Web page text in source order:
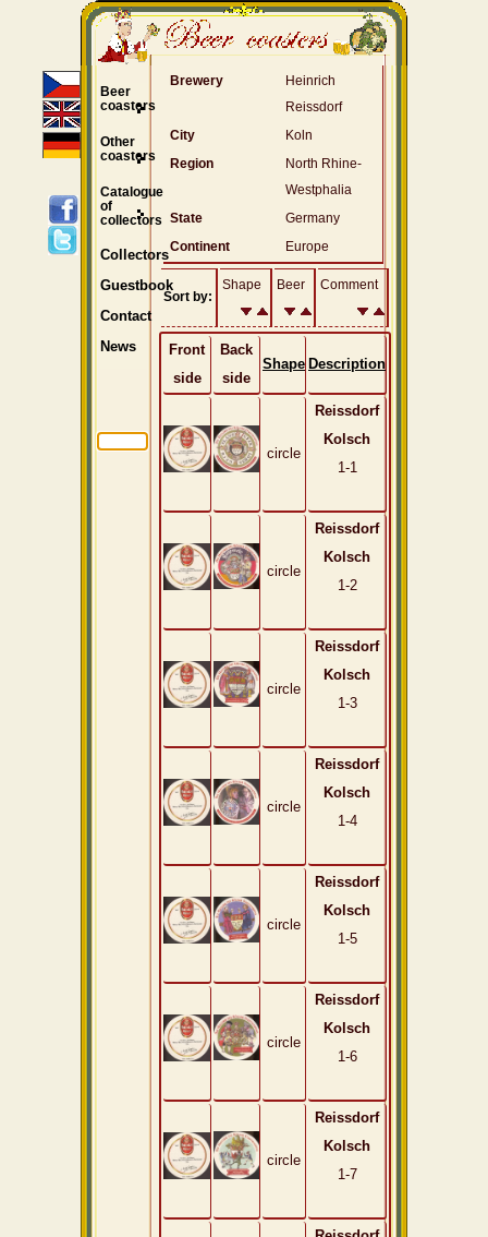
Brewery
Heinrich
Reissdorf
City
Koln
Region
North Rhine-
Westphalia
State
Germany
Continent
Europe
Sort by:
Shape Beer Comment
Front
side
Back
side
Shape Description
circle
Reissdorf
Kolsch
1-1
circle
Reissdorf
Kolsch
1-2
circle
Reissdorf
Kolsch
1-3
circle
Reissdorf
Kolsch
1-4
circle
Reissdorf
Kolsch
1-5
circle
Reissdorf
Kolsch
1-6
circle
Reissdorf
Kolsch
1-7
Beer
coasters
Other
coasters
Catalogue
of
collectors
Collectors
Guestbook
Contact
News